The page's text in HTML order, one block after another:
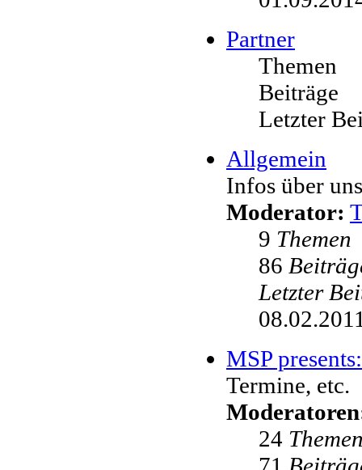
Partner
Themen
Beiträge
Letzter
Allgemein
Infos über
Moderator:
9 Themen
86
Letzter
MSP
Termine, etc.
24